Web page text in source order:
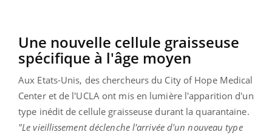
Une nouvelle cellule graisseuse
spécifique à l'âge moyen
Aux Etats-Unis, des chercheurs du City of Hope Medical
Center et de l'UCLA ont mis en lumière l'apparition d'un
type inédit de cellule graisseuse durant la quarantaine.
"Le vieillissement déclenche l'arrivée d'un nouveau type